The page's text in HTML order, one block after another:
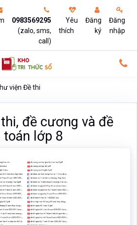
0983569295
(zalo, sms,
call)
Yêu
thích
Đăng
ký
Đăng
nhập
viện Đề thi
đề cương và đề
toán lớp 8